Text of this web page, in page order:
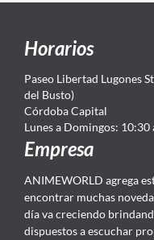
Horarios
Paseo Libertad Lugones
del Busto)
Córdoba Capital
Lunes a Domingos: 10:30
Empresa
ANIMEWORLD agrega
encontrar muchas
día va creciendo
dispuestos a escuchar